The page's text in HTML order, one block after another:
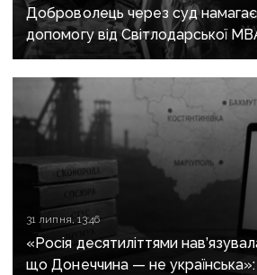
Доброволець через суд
допомогу від Світлодарської
руйнує довіру до влади
31 липня, 13:46
«Росія десятиліттями
що Донеччина — не